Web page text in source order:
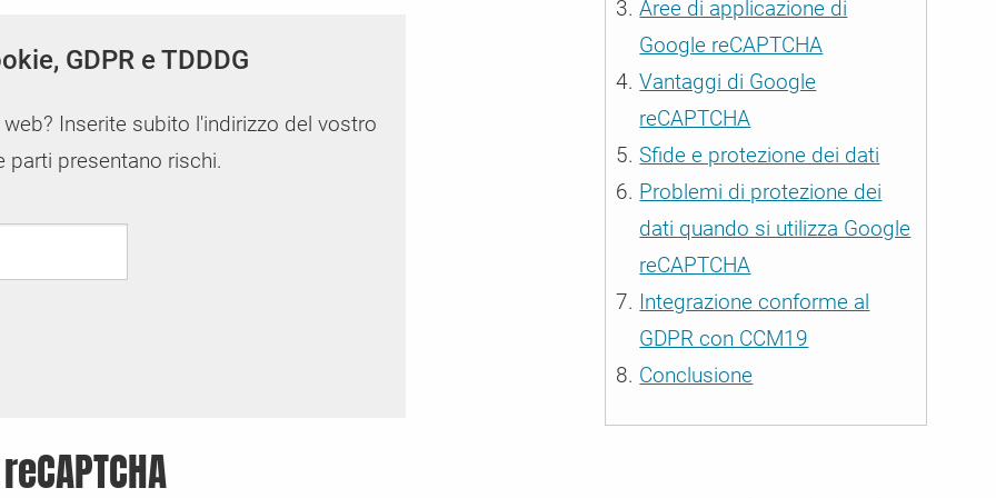
più elevate
di
GDPR e TDDDG
Inserite subito l'indirizzo del vostro
parti presentano rischi.
Aree di applicazione di
Google reCAPTCHA
Vantaggi di Google
reCAPTCHA
Sfide e protezione dei dati
Problemi di protezione dei
dati quando si utilizza Google
reCAPTCHA
Integrazione conforme al
GDPR con CCM19
Conclusione